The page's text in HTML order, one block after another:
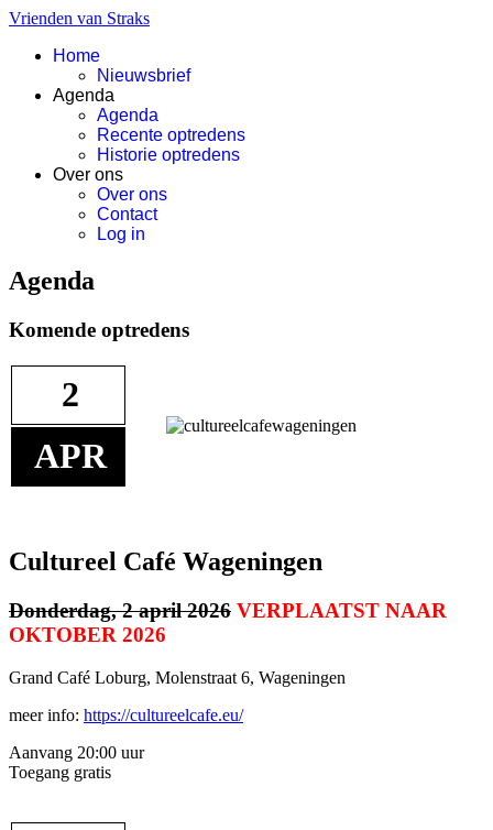
Vrienden van Straks
Home
Nieuwsbrief
Agenda
Agenda
Recente optredens
Historie optredens
Over ons
Over ons
Contact
Log in
Agenda
Komende optredens
2
APR
Cultureel Café Wageningen
Donderdag, 2 april 2026 VERPLAATST NAAR
OKTOBER 2026
Grand Café Loburg, Molenstraat 6, Wageningen
meer info: https://cultureelcafe.eu/
Aanvang 20:00 uur
Toegang gratis